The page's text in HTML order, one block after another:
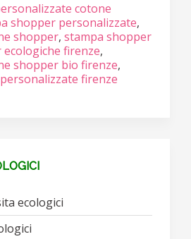
cotone
shopper personalizzate,
shopper, stampa shopper
firenze,
shopper bio firenze,
firenze
ecologici